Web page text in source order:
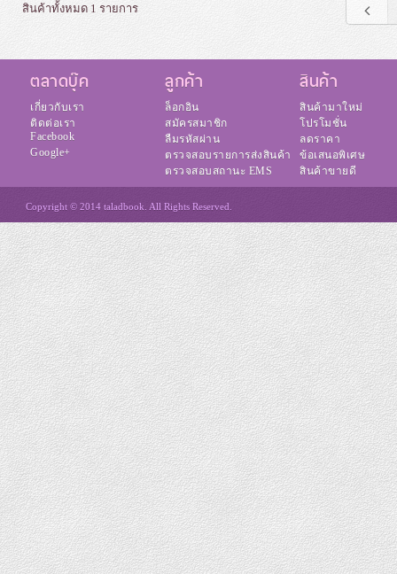
สินค้าทั้งหมด 1 รายการ
ตลาดบุ๊ค
เกี่ยวกับเรา
ติดต่อเรา
Facebook
Google+
ลูกค้า
ล็อกอิน
สมัครสมาชิก
ลืมรหัสผ่าน
ตรวจสอบรายการส่งสินค้า
ตรวจสอบสถานะ EMS
สินค้า
สินค้ามาใหม่
โปรโมชั่น
ลดราคา
ข้อเสนอพิเศษ
สินค้าขายดี
Copyright © 2014 taladbook. All Rights Reserved.